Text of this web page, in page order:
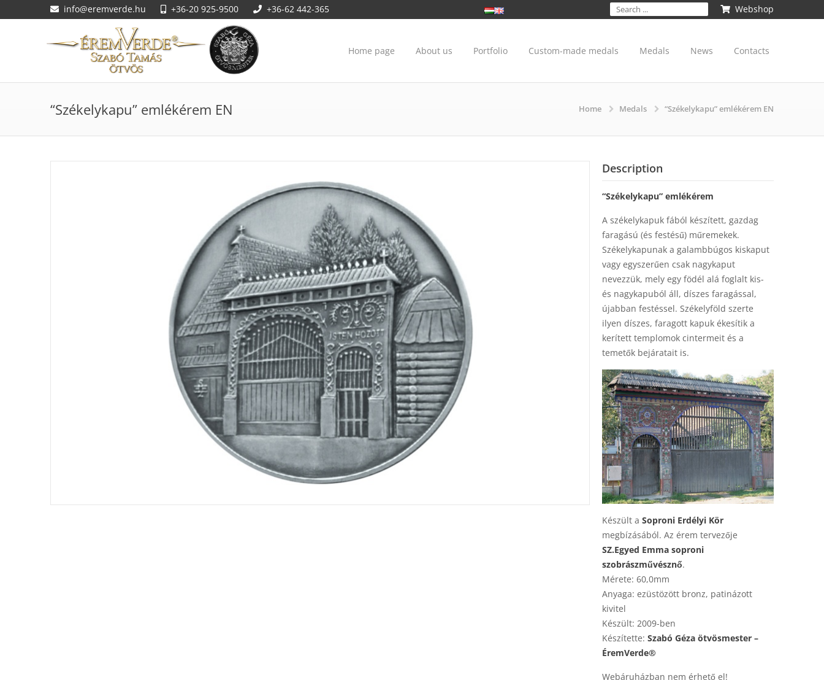
info@eremverde.hu +36-20 925-9500 +36-62 442-365 Webshop
Home page About us Portfolio Custom-made medals Medals News Contacts
“Székelykapu” emlékérem EN Home Medals “Székelykapu” emlékérem EN
Description
“Székelykapu” emlékérem
A székelykapuk fából készített, gazdag
faragású (és festésű) műremekek.
Székelykapunak a galambbúgos kiskaput
vagy egyszerűen csak nagykaput
nevezzük, mely egy födél alá foglalt kis-
és nagykapuból áll, díszes faragással,
újabban festéssel. Székelyföld szerte
ilyen díszes, faragott kapuk ékesítik a
kerített templomok cintermeit és a
temetők bejáratait is.
Készült a Soproni Erdélyi Kör
megbízásából. Az érem tervezője
SZ.Egyed Emma soproni
szobrászművésznő.
Mérete: 60,0mm
Anyaga: ezüstözött bronz, patinázott
kivitel
Készült: 2009-ben
Készítette: Szabó Géza ötvösmester –
ÉremVerde®
Webáruházban nem érhető el!